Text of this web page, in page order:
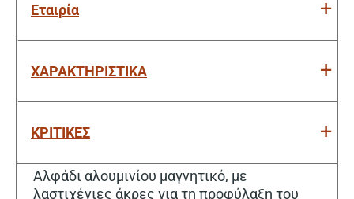
Εταιρία
ΧΑΡΑΚΤΗΡΙΣΤΙΚΑ
ΚΡΙΤΙΚΕΣ
Αλφάδι αλουμινίου μαγνητικό, με
λαστιχένιες άκρες για τη προφύλαξη του